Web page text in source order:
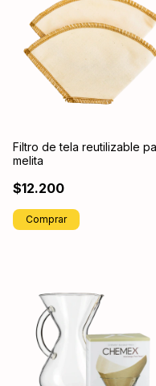
Filtro de tela reutilizable
melita
$12.200